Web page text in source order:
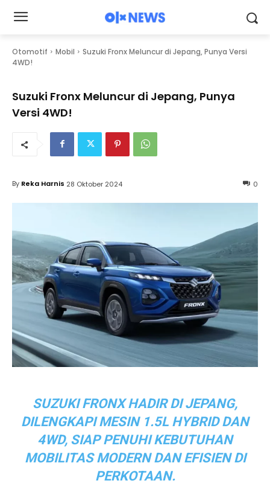
Otomotif Mobil
Suzuki Fronx Meluncur di Jepang, Punya Versi
4WD!
Suzuki Fronx Meluncur di Jepang, Punya
Versi 4WD!
0
By Reka Harnis 28 Oktober 2024
SUZUKI FRONX HADIR DI JEPANG,
DILENGKAPI MESIN 1.5L HYBRID DAN
4WD, SIAP PENUHI KEBUTUHAN
MOBILITAS MODERN DAN EFISIEN DI
PERKOTAAN.